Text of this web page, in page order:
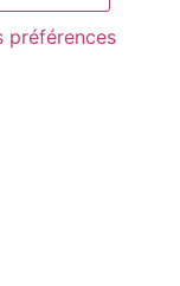
préférences